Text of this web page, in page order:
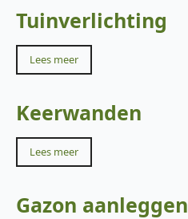
Tuinverlichting
Lees meer
Keerwanden
Lees meer
Gazon aanleggen